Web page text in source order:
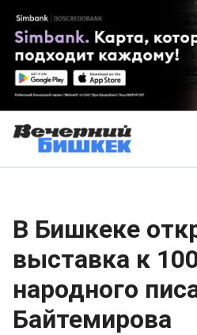
В Бишкеке
выставка к
народного
Байтемирова